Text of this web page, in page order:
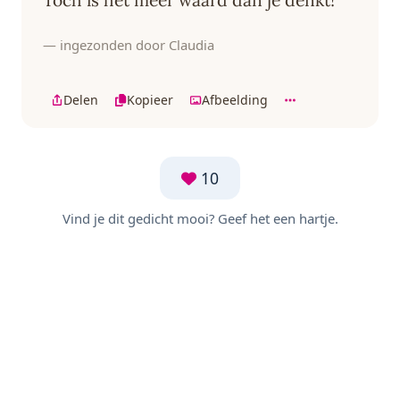
— ingezonden door Claudia
Delen Kopieer Afbeelding
10
Vind je dit gedicht mooi? Geef het een hartje.